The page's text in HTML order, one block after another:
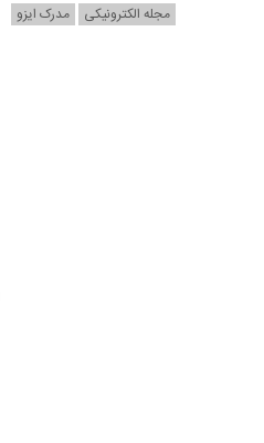
مجله الکترونیکی
مدرک ایزو